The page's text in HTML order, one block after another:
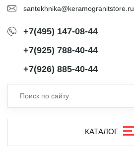
santekhnika@keramogranitstore.ru
+7(495) 147-08-44
+7(925) 788-40-44
+7(926) 885-40-44
КАТАЛОГ